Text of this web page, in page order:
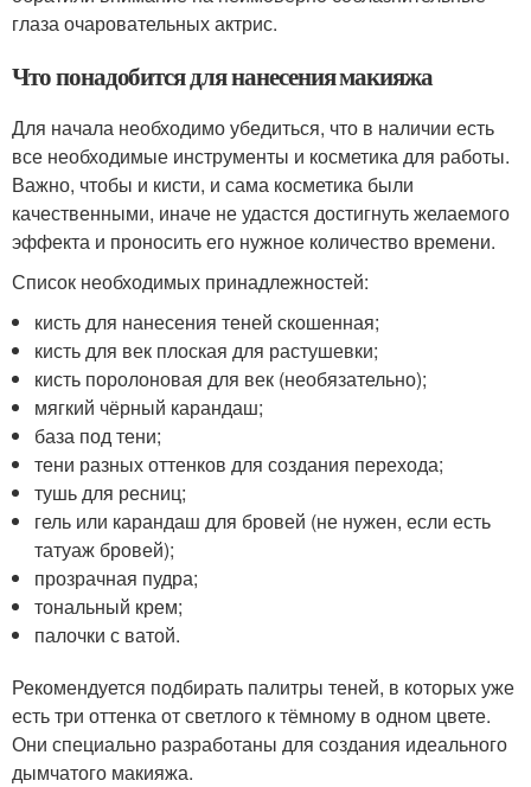
глаза очаровательных актрис.
Что понадобится для нанесения макияжа
Для начала необходимо убедиться, что в наличии есть
все необходимые инструменты и косметика для работы.
Важно, чтобы и кисти, и сама косметика были
качественными, иначе не удастся достигнуть желаемого
эффекта и проносить его нужное количество времени.
Список необходимых принадлежностей:
кисть для нанесения теней скошенная;
кисть для век плоская для растушевки;
кисть поролоновая для век (необязательно);
мягкий чёрный карандаш;
база под тени;
тени разных оттенков для создания перехода;
тушь для ресниц;
гель или карандаш для бровей (не нужен, если есть
татуаж бровей);
прозрачная пудра;
тональный крем;
палочки с ватой.
Рекомендуется подбирать палитры теней, в которых уже
есть три оттенка от светлого к тёмному в одном цвете.
Они специально разработаны для создания идеального
дымчатого макияжа.